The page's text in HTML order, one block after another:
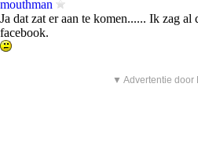
mouthman
Ja dat zat er aan te komen...... Ik zag
facebook.
▼ Advertentie door